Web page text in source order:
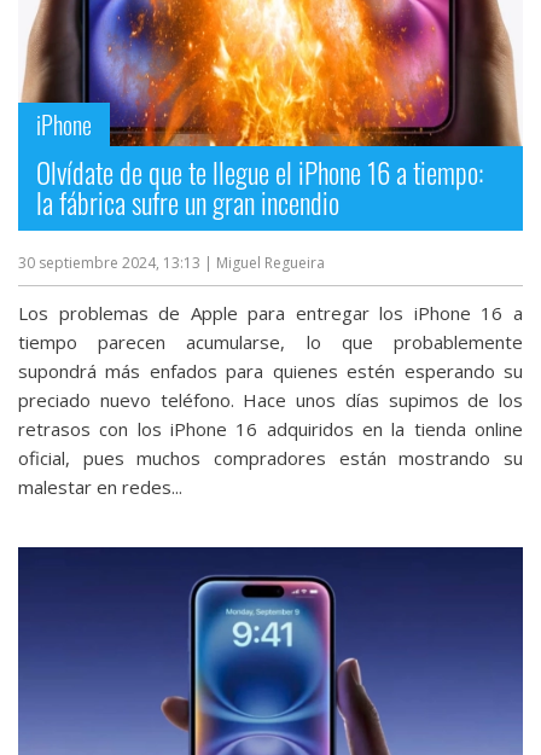
iPhone
Olvídate de que te llegue el iPhone 16 a tiempo:
la fábrica sufre un gran incendio
30 septiembre 2024, 13:13 | Miguel Regueira
Los problemas de Apple para entregar los iPhone 16 a
tiempo parecen acumularse, lo que probablemente
supondrá más enfados para quienes estén esperando su
preciado nuevo teléfono. Hace unos días supimos de los
retrasos con los iPhone 16 adquiridos en la tienda online
oficial, pues muchos compradores están mostrando su
malestar en redes...